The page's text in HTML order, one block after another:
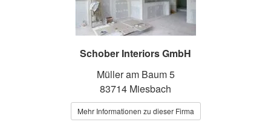
Schober Interiors GmbH
Müller am Baum 5
83714 Miesbach
Mehr Informationen zu dieser Firma